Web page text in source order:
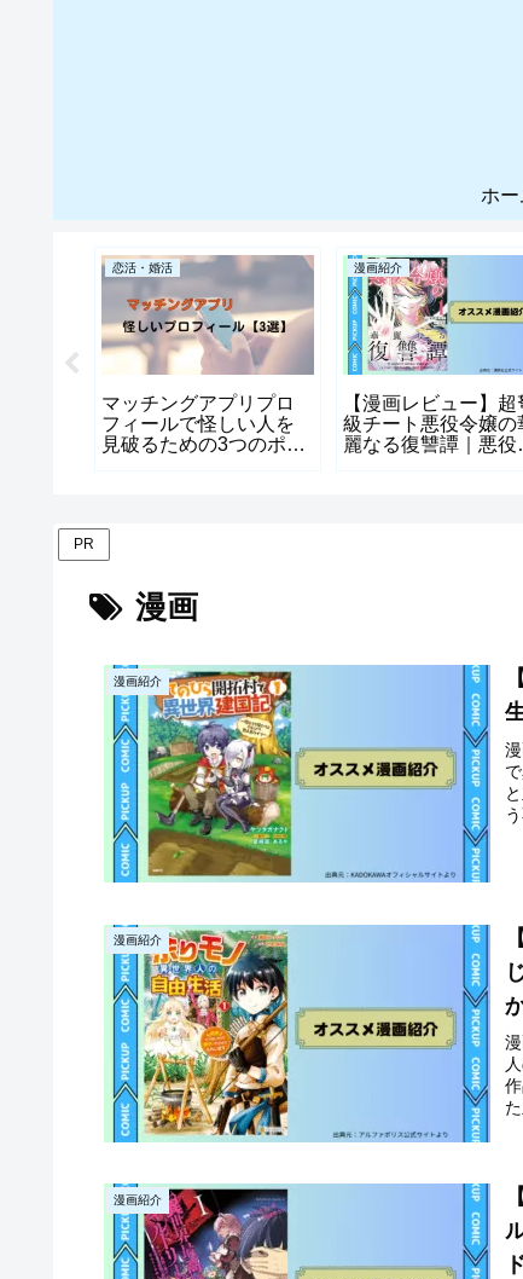
ホー
恋活・婚活
マッチングアプリプロ
フィールで怪しい人を
見破るための3つのポイ
漫画紹介
【漫画レビュー】超
級チート悪役令嬢の
麗なる復讐譚｜悪役
PR
漫画
漫画紹介
漫画紹介
漫画紹介